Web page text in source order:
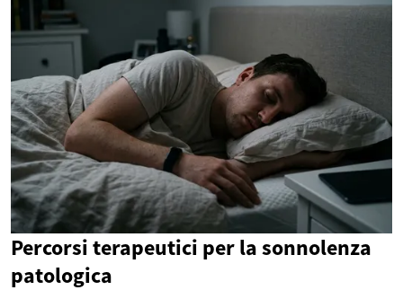
Percorsi terapeutici per la sonnolenza
patologica